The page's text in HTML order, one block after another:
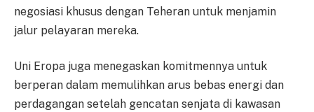
negosiasi khusus dengan Teheran untuk menjamin
jalur pelayaran mereka.
Uni Eropa juga menegaskan komitmennya untuk
berperan dalam memulihkan arus bebas energi dan
perdagangan setelah gencatan senjata di kawasan